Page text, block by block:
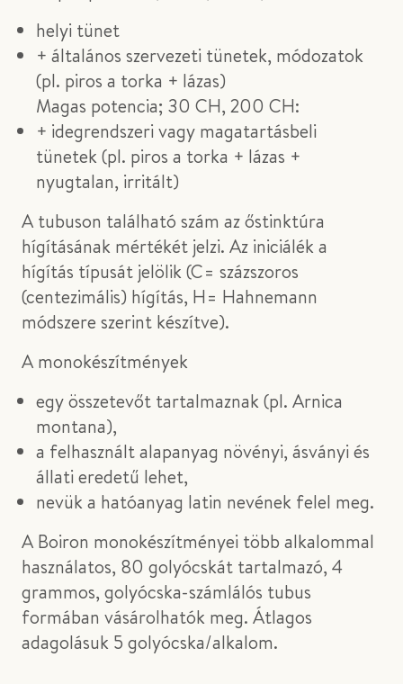
helyi tünet
+ általános szervezeti tünetek, módozatok
(pl. piros a torka + lázas)
Magas potencia; 30 CH, 200 CH:
+ idegrendszeri vagy magatartásbeli
tünetek (pl. piros a torka + lázas +
nyugtalan, irritált)
A tubuson található szám az őstinktúra
hígításának mértékét jelzi. Az iniciálék a
hígítás típusát jelölik (C= százszoros
(centezimális) hígítás, H= Hahnemann
módszere szerint készítve).
A monokészítmények
egy összetevőt tartalmaznak (pl. Arnica
montana),
a felhasznált alapanyag növényi, ásványi és
állati eredetű lehet,
nevük a hatóanyag latin nevének felel meg.
A Boiron monokészítményei több alkalommal
használatos, 80 golyócskát tartalmazó, 4
grammos, golyócska-számlálós tubus
formában vásárolhatók meg. Átlagos
adagolásuk 5 golyócska/alkalom.